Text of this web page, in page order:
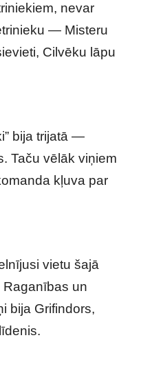
nevar
— Misteru
Cilvēku lāpu
bija trijatā —
Taču vēlāk viņiem
kļuva par
vietu šajā
un
bija Grifindors,